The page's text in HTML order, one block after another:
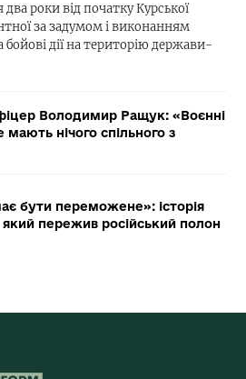
роки від початку Курської
за задумом і виконанням
бойові дії на територію держави-
Володимир Ращук: «Воєнні
нічого спільного з
бути переможене»: історія
який пережив російський полон